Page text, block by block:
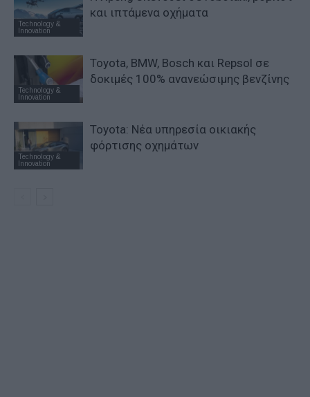
Technology &
Innovation
και ιπτάμενα οχήματα
Technology &
Innovation
Toyota, BMW, Bosch και Repsol σε
δοκιμές 100% ανανεώσιμης βενζίνης
Technology &
Innovation
Toyota: Νέα υπηρεσία οικιακής
φόρτισης οχημάτων